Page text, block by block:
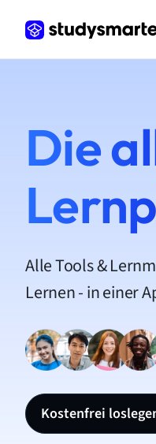
Die
Alle Tools &
Lernen - in einer
Kostenfrei